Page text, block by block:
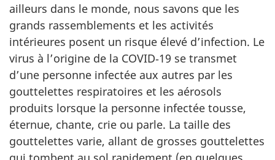
ailleurs dans le monde, nous savons que les
grands rassemblements et les activités
intérieures posent un risque élevé d’infection. Le
virus à l’origine de la COVID‑19 se transmet
d’une personne infectée aux autres par les
gouttelettes respiratoires et les aérosols
produits lorsque la personne infectée tousse,
éternue, chante, crie ou parle. La taille des
gouttelettes varie, allant de grosses gouttelettes